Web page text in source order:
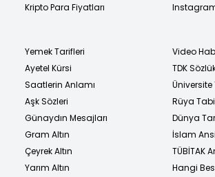
Kripto Para Fiyatları
Yemek Tarifleri
Ayetel Kürsi
Saatlerin Anlamı
Aşk Sözleri
Günaydın Mesajları
Gram Altın
Çeyrek Altın
Yarım Altın
Video
TDK
Üniversite
Rüya
Dünya
İslam
TÜBİTAK
Hangi